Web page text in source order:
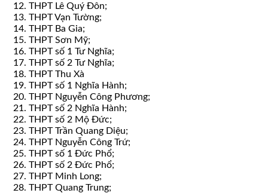
THPT Lê Quý Đôn;
THPT Vạn Tường;
THPT Ba Gia;
THPT Sơn Mỹ;
THPT số 1 Tư Nghĩa;
THPT số 2 Tư Nghĩa;
THPT Thu Xà
THPT số 1 Nghĩa Hành;
THPT Nguyễn Công Phương;
THPT số 2 Nghĩa Hành;
THPT số 2 Mộ Đức;
THPT Trần Quang Diệu;
THPT Nguyễn Công Trứ;
THPT số 1 Đức Phổ;
THPT số 2 Đức Phổ;
THPT Minh Long;
THPT Quang Trung;